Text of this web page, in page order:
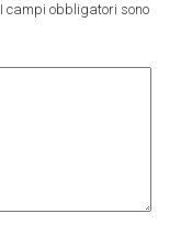
I campi obbligatori sono